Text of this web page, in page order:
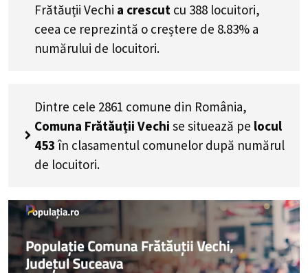
Frătăuții Vechi a crescut cu 388 locuitori,
ceea ce reprezintă o creștere de 8.83% a
numărului de locuitori.
Dintre cele 2861 comune din România,
Comuna Frătăuții Vechi se situează pe locul
453 în clasamentul comunelor după numărul
de locuitori.